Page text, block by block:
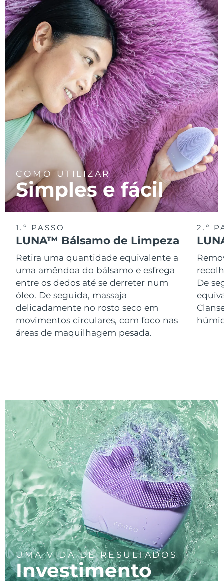
COMO UTILIZAR
Simples e fácil
1.º PASSO
LUNA™ Bálsamo de Limpeza
Retira uma quantidade equivalente a
uma amêndoa do bálsamo e esfrega
entre os dedos até se derreter num
óleo. De seguida, massaja
delicadamente no rosto seco em
movimentos circulares, com foco nas
áreas de maquilhagem pesada.
2.º
De
UMA VIDA DE RESULTADOS
Investimento